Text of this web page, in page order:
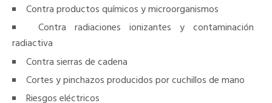
Contra productos químicos y microorganismos
Contra radiaciones ionizantes y contaminación
radiactiva
Contra sierras de cadena
Cortes y pinchazos producidos por cuchillos de mano
Riesgos eléctricos